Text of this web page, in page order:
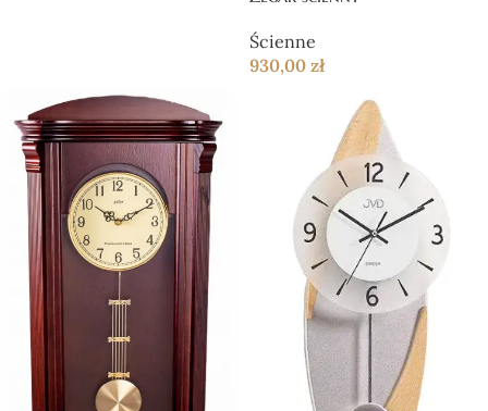
Ścienne
930,00 zł